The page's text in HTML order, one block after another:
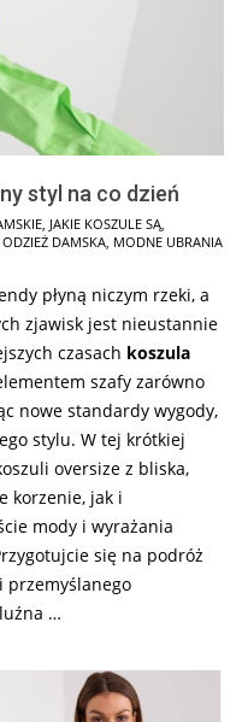
styl na co dzień
, JAKIE KOSZULE SĄ,
DAMSKA, MODNE UBRANIA
płyną niczym rzeki, a
zjawisk jest nieustannie
czasach koszula
szafy zarówno
nowe standardy wygody,
stylu. W tej krótkiej
oversize z bliska,
korzenie, jak i
mody i wyrażania
się na podróż
przemyślanego
…